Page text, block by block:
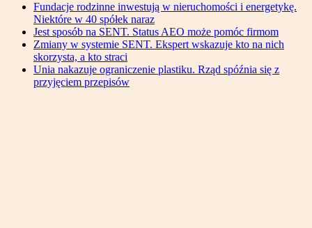
Fundacje rodzinne inwestują w nieruchomości i energetykę.
Niektóre w 40 spółek naraz
Jest sposób na SENT. Status AEO może pomóc firmom
Zmiany w systemie SENT. Ekspert wskazuje kto na nich
skorzysta, a kto straci
Unia nakazuje ograniczenie plastiku. Rząd spóźnia się z
przyjęciem przepisów